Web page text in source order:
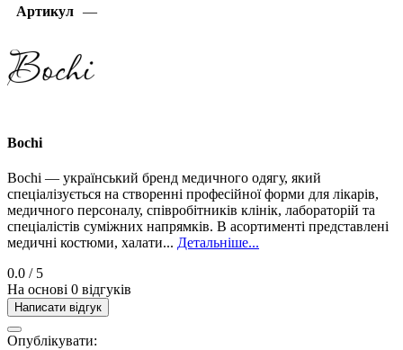
Артикул
—
Bochi
Bochi — український бренд медичного одягу, який
спеціалізується на створенні професійної форми для лікарів,
медичного персоналу, співробітників клінік, лабораторій та
спеціалістів суміжних напрямків. В асортименті представлені
медичні костюми, халати... Детальніше...
0.0 / 5
На основі 0 відгуків
Написати відгук
Опублікувати: